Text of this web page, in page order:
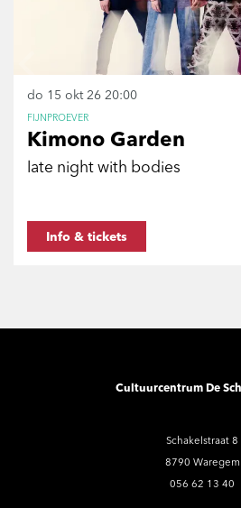
Kimono Garden
late night with bodies
FIJNPROEVER
do 15 okt 26 20:00
Info & tickets
Cultuurcentrum De
Schakelstraat 8
8790 Waregem
056 62 13 40